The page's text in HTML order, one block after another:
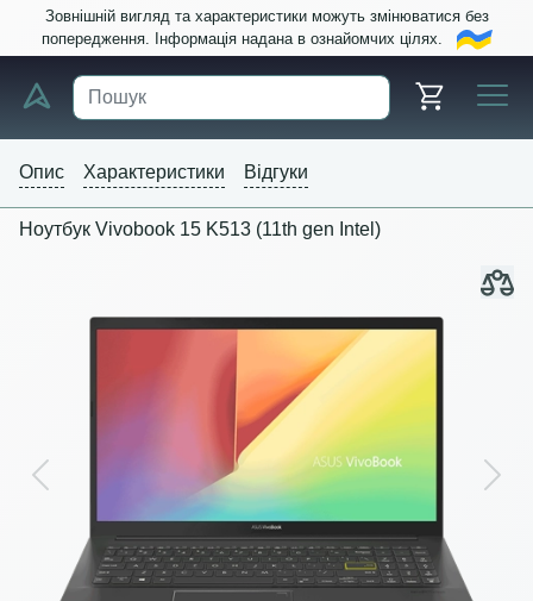
Зовнішній вигляд та характеристики можуть змінюватися без
попередження. Інформація надана в ознайомчих цілях.
Опис Характеристики Відгуки
Ноутбук Vivobook 15 K513 (11th gen Intel)
Previous Next